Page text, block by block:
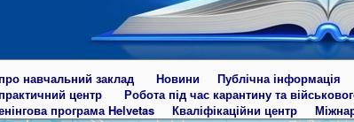
навчальний заклад Новини Публічна інформація
центр Робота під час карантину та
програма Helvetas Кваліфікаційни центр